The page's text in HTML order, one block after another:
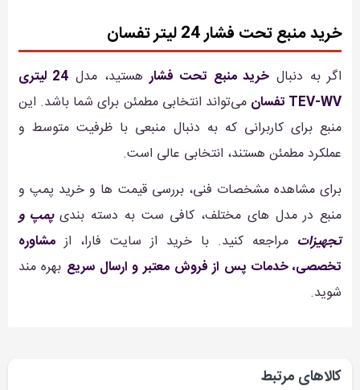
خرید منبع تحت فشار 24 لیتر تفسان
اگر به دنبال خرید منبع تحت فشارهستید، مدل
24 لیتری
TEV-WV تفسان
می‌تواند انتخابی مطمئن برای شما باشد. این
منبع برای کاربرانی که به دنبال منبعی با ظرفیت متوسط و
عملکرد مطمئن هستند، انتخابی عالی است.
برای مشاهده مشخصات فنی، بررسی قیمت ها و خرید پمپ و
منبع در مدل های مختلف، کافی ست به دسته بندیپمپ و
تجهیزات مراجعه کنید. با خرید از سایت فارا، ازمشاوره
تخصصی، خدمات پس از فروش معتبر و ارسال سریع بهره مند
شوید.
کالاهای مرتبط